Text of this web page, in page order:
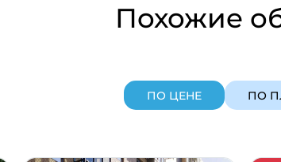
Похожие
ПО ЦЕНЕ ПО